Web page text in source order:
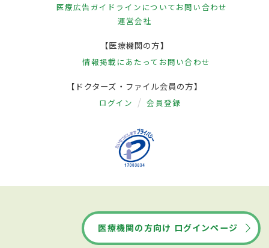
医療広告ガイドラインについてお問い合わせ
運営会社
【医療機関の方】
情報掲載にあたって お問い合わせ
【ドクターズ・ファイル会員の方】
ログイン 会員登録
医療機関の方向け ログインページ